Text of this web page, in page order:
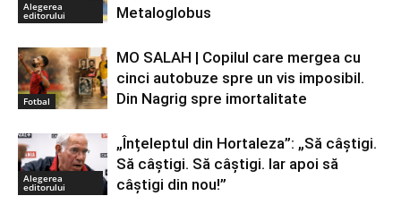
Alegerea
editorului
Metaloglobus
Fotbal
MO SALAH | Copilul care mergea cu
cinci autobuze spre un vis imposibil.
Din Nagrig spre imortalitate
Alegerea
editorului
„Înțeleptul din Hortaleza”: „Să câștigi.
Să câștigi. Să câștigi. Iar apoi să
câștigi din nou!”